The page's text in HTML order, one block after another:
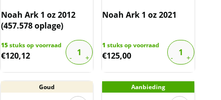
Noah Ark 1 oz 2012
(457.578 oplage)
15stuks op voorraad
€120,12
Noah Ark 1 oz 2021
1 stuks op voorraad
€125,00
Goud Aanbieding